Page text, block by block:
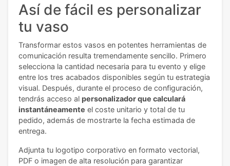
Así de fácil es personalizar
tu vaso
Transformar estos vasos en potentes herramientas de
comunicación resulta tremendamente sencillo. Primero
selecciona la cantidad necesaria para tu evento y elige
entre los tres acabados disponibles según tu estrategia
visual. Después, durante el proceso de configuración,
tendrás acceso al personalizador que calculará
instantáneamente el coste unitario y total de tu
pedido, además de mostrarte la fecha estimada de
entrega.
Adjunta tu logotipo corporativo en formato vectorial,
PDF o imagen de alta resolución para garantizar